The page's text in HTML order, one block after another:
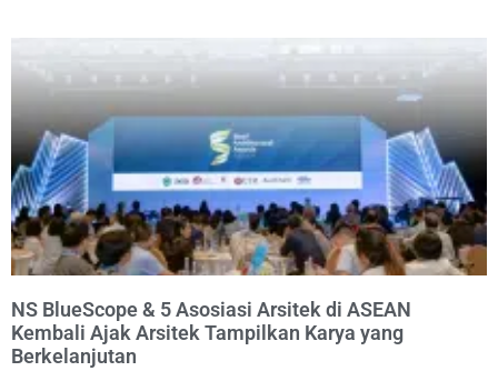
NS BlueScope & 5 Asosiasi Arsitek di ASEAN
Kembali Ajak Arsitek Tampilkan Karya yang
Berkelanjutan